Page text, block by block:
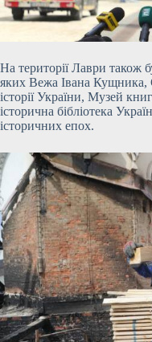
На території Лаври також
яких Вежа Івана Кущника,
історії України, Музей
історична бібліотека
історичних епох.